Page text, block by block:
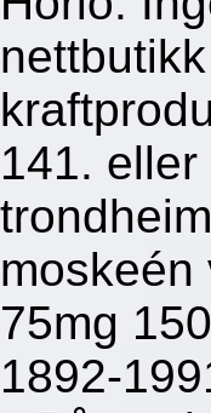
141.
moskeén
75mg
1892-